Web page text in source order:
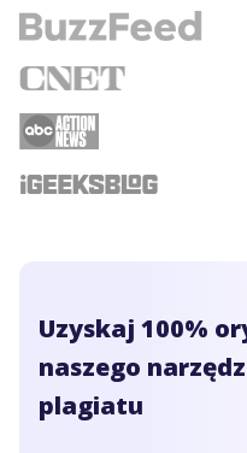
Uzyskaj 100%
naszego
plagiatu